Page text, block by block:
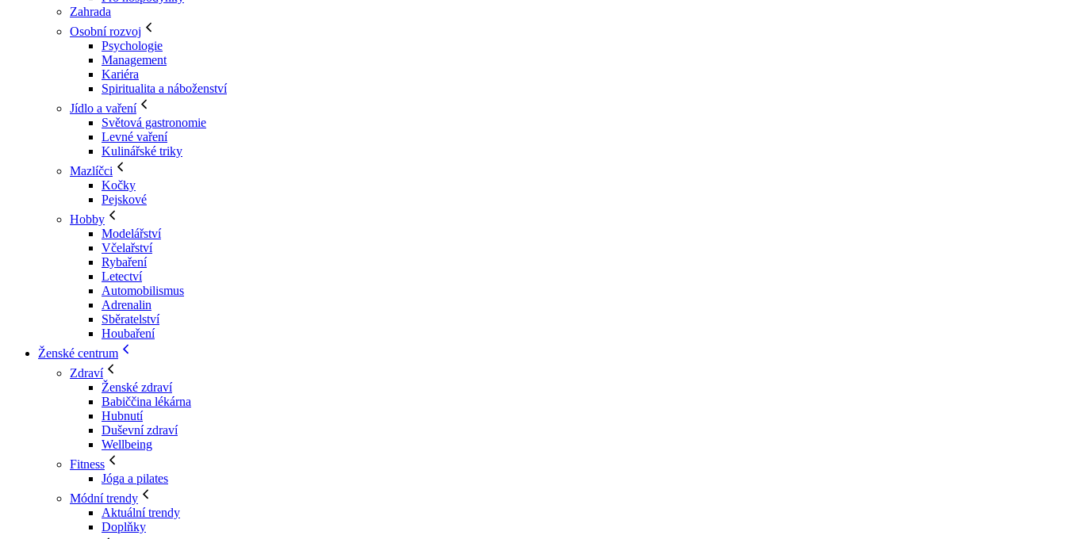
Zahrada
Osobní rozvoj
Psychologie
Management
Kariéra
Spiritualita a náboženství
Jídlo a vaření
Světová gastronomie
Levné vaření
Kulinářské triky
Mazlíčci
Kočky
Pejskové
Hobby
Modelářství
Včelařství
Rybaření
Letectví
Automobilismus
Adrenalin
Sběratelství
Houbaření
Ženské centrum
Zdraví
Ženské zdraví
Babiččina lékárna
Hubnutí
Duševní zdraví
Wellbeing
Fitness
Jóga a pilates
Módní trendy
Aktuální trendy
Doplňky